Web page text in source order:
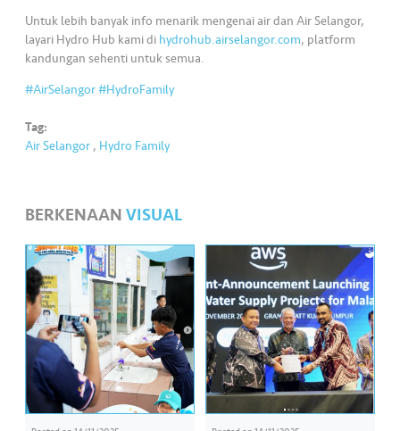
Untuk lebih banyak info menarik mengenai air dan Air Selangor,
layari Hydro Hub kami di hydrohub.airselangor.com, platform
kandungan sehenti untuk semua.
#AirSelangor #HydroFamily
Tag:
Air Selangor , Hydro Family
BERKENAANVISUAL
M
e
di
•••
•••